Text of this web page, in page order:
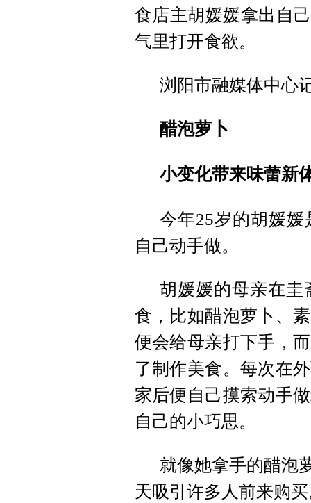
食店主胡媛媛拿出自
气里打开食欲。
浏阳市融媒体中心
醋泡萝卜
小变化带来味蕾新
今年25岁的胡媛
自己动手做。
胡媛媛的母亲在圭
食，比如醋泡萝卜、
便会给母亲打下手，
了制作美食。每次在
家后便自己摸索动手
自己的小巧思。
就像她拿手的醋泡
天吸引许多人前来购